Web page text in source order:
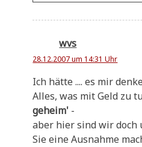
wvs
28.12.2007 um 14:31 Uhr
Ich hät­te .... es mir
Alles, was mit Geld zu
geheim' -
aber hier sind wir doch
Sie eine Aus­nah­me